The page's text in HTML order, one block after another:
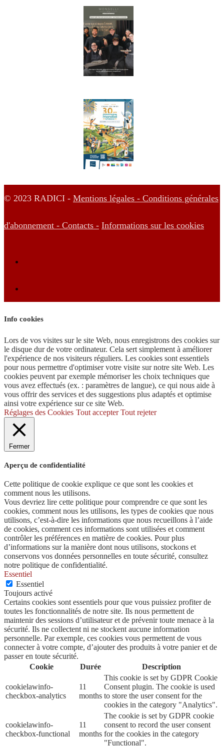
© 2023 RADICI - Mentions légales - Conditions générales
d'abonnement - Contacts - Informations sur les cookies
Info cookies
Lors de vos visites sur le site Web, nous enregistrons des cookies sur
le disque dur de votre ordinateur. Cela sert simplement à améliorer
l'expérience de nos visiteurs réguliers. Les cookies sont essentiels
pour nous permettre d'optimiser votre visite sur notre site Web. Les
cookies peuvent par exemple mémoriser les choix techniques que
vous avez effectués (ex. : paramètres de langue), ce qui nous aide à
vous offrir des services et des suggestions plus adaptés et optimise
ainsi votre expérience sur ce site Web.
Réglages des Cookies Tout accepter Tout rejeter
Fermer
Aperçu de confidentialité
Cette politique de cookie explique ce que sont les cookies et
comment nous les utilisons.
Vous devriez lire cette politique pour comprendre ce que sont les
cookies, comment nous les utilisons, les types de cookies que nous
utilisons, c’est-à-dire les informations que nous recueillons à l’aide
de cookies, comment ces informations sont utilisées et comment
contrôler les préférences en matière de cookies. Pour plus
d’informations sur la manière dont nous utilisons, stockons et
conservons vos données personnelles en toute sécurité, consultez
notre politique de confidentialité.
Essentiel
Essentiel
Toujours activé
Certains cookies sont essentiels pour que vous puissiez profiter de
toutes les fonctionnalités de notre site. Ils nous permettent de
maintenir des sessions d’utilisateur et de prévenir toute menace à la
sécurité. Ils ne collectent ni ne stockent aucune information
personnelle. Par exemple, ces cookies vous permettent de vous
connecter à votre compte, d’ajouter des produits à votre panier et de
passer en toute sécurité.
Cookie
Durée Description
cookielawinfo-
checkbox-analytics
11
months
This cookie is set by GDPR Cookie
Consent plugin. The cookie is used
to store the user consent for the
cookies in the category "Analytics".
cookielawinfo-
checkbox-functional
11
months
The cookie is set by GDPR cookie
consent to record the user consent
for the cookies in the category
"Functional".